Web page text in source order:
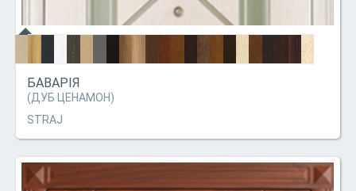
БАВАРІЯ
(ДУБ ЦЕНАМОН)
STRAJ